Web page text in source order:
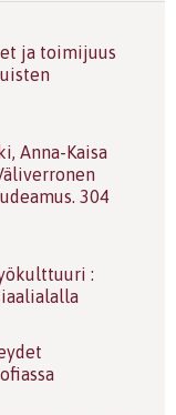
ja toimijuus
Anna-Kaisa
304
: